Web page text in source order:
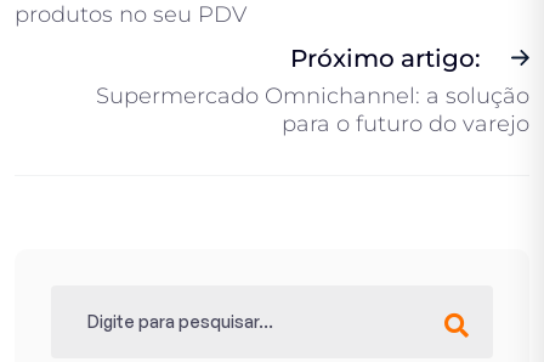
produtos no seu PDV
Próximo artigo:
Supermercado Omnichannel: a solução
para o futuro do varejo